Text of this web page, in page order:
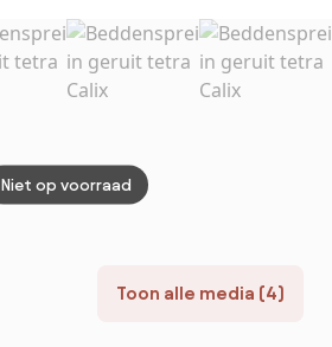
Toon alle media (4)
Niet op voorraad